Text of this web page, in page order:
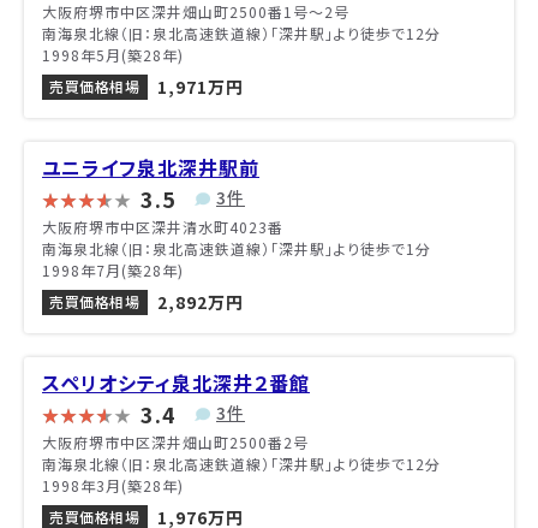
大阪府堺市中区深井畑山町2500番1号〜2号
南海泉北線（旧：泉北高速鉄道線）「深井駅」より徒歩で12分
1998年5月(築28年)
売買価格相場
1,971万円
ユニライフ泉北深井駅前
3.5 3件
大阪府堺市中区深井清水町4023番
南海泉北線（旧：泉北高速鉄道線）「深井駅」より徒歩で1分
1998年7月(築28年)
売買価格相場
2,892万円
スペリオシティ泉北深井２番館
3.4 3件
大阪府堺市中区深井畑山町2500番2号
南海泉北線（旧：泉北高速鉄道線）「深井駅」より徒歩で12分
1998年3月(築28年)
売買価格相場
1,976万円